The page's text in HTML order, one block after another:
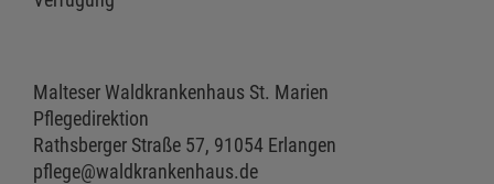
Malteser Waldkrankenhaus St. Marien
Pflegedirektion
Rathsberger Straße 57, 91054 Erlangen
pflege@waldkrankenhaus.de